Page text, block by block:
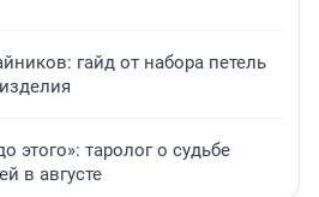
гайд от набора петель
этого»: таролог о судьбе
в августе